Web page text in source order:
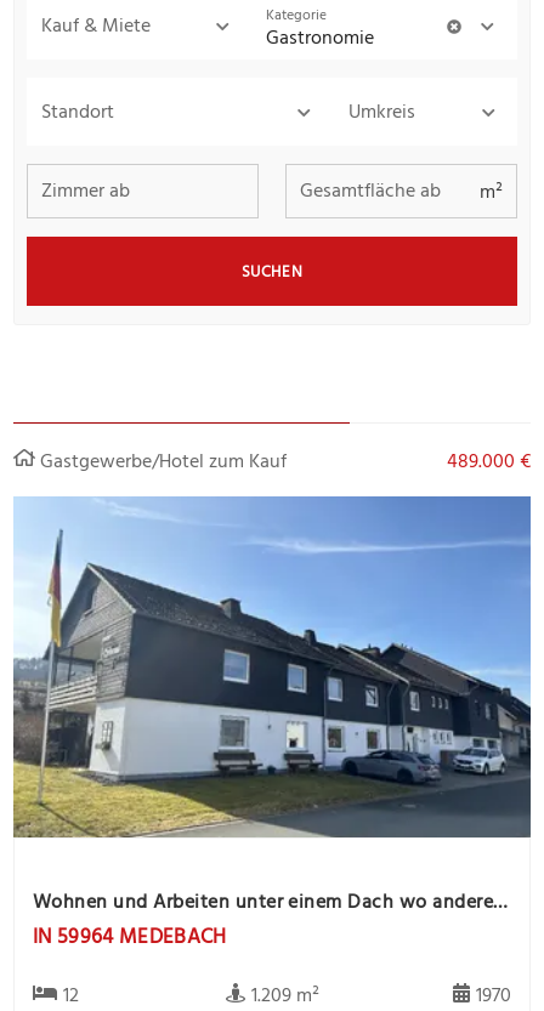
Kauf & Miete Kategorie
Gastronomie
Standort Umkreis
Zimmer ab Gesamtfläche ab m²
SUCHEN
Gastgewerbe/Hotel zum Kauf 489.000 €
Wohnen und Arbeiten unter einem Dach wo andere Urlaub machen. Werden Sie Gastgeber mit einer Pension
IN 59964 MEDEBACH
12
1.209 m²
1970